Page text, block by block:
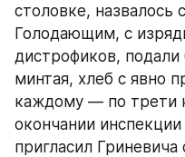
столовке,
Голодающим, с
дистрофиков, подали
минтая, хлеб с явно
каждому — по трети
окончании
пригласил